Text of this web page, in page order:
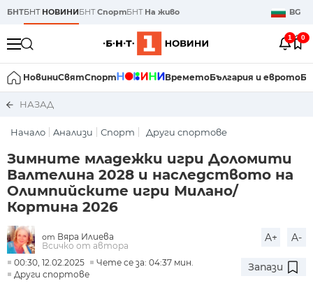
БНТБНТ НОВИНИБНТСпортБНТ На живо BG
1 0
НовиниСвятСпорт ВреметоБългария и еврото
НАЗАД
Начало Aнализи Спорт Други спортове
Зимните младежки игри Доломити
Валтелина 2028 и наследството на
Олимпийските игри Милано/
Кортина 2026
от Вяра Илиева
Всичко от автора
A+ A-
00:30, 12.02.2025
Чете се за: 04:37 мин.
Други спортове
Запази